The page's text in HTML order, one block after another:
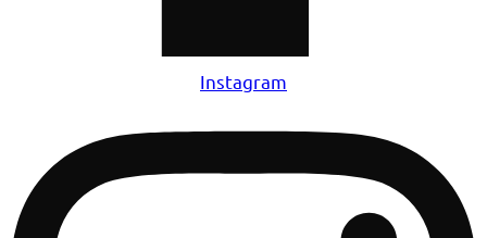
Instagram